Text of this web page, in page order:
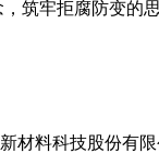
筑牢拒腐防变的
材料科技股份有